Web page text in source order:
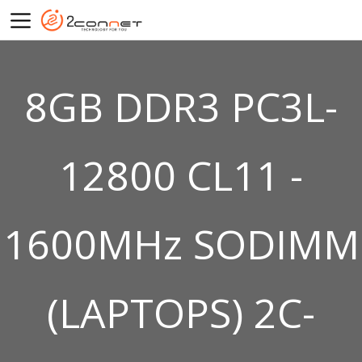
8GB DDR3 PC3L-
12800 CL11 -
1600MHz SODIMM
(LAPTOPS) 2C-